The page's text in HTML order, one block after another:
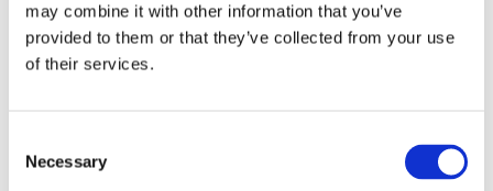
may combine it with other information that you’ve
provided to them or that they’ve collected from your use
of their services.
Selection
Necessary